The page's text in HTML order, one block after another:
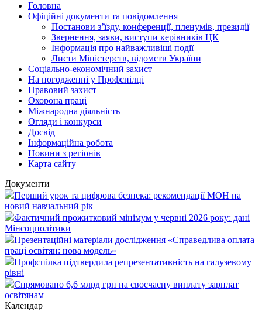
Головна
Офіційні документи та повідомлення
Постанови з’їзду, конференції, пленумів, президії
Звернення, заяви, виступи керівників ЦК
Інформація про найважливіші події
Листи Міністерств, відомств України
Соціально-економічний захист
На погодженні у Профспілці
Правовий захист
Охорона праці
Міжнародна діяльність
Огляди і конкурси
Досвід
Інформаційна робота
Новини з регіонів
Карта сайту
Документи
Перший урок та цифрова безпека: рекомендації МОН на
новий навчальний рік
Фактичний прожитковий мінімум у червні 2026 року: дані
Мінсоцполітики
Презентаційні матеріали дослідження «Справедлива оплата
праці освітян: нова модель»
Профспілка підтвердила репрезентативність на галузевому
рівні
Спрямовано 6,6 млрд грн на своєчасну виплату зарплат
освітянам
Календар